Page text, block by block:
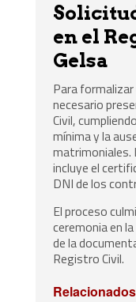
en el
Gelsa
Para
necesario
Civil,
mínima y la
matrimoniales.
incluye el
DNI de los
El proceso
ceremonia en
de la
Registro Civil.
Relacionados